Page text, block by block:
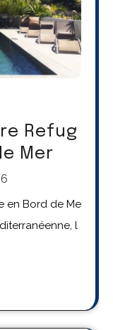
Refug
Mer
en Bord de Me
l